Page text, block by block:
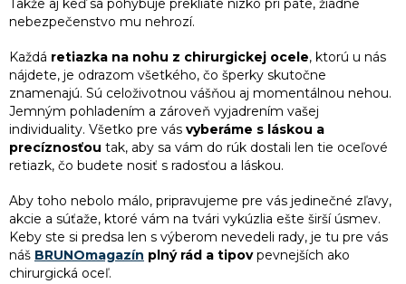
ý
i
s
u
Takže aj keď sa pohybuje prekliate nízko pri päte, žiadne
nebezpečenstvo mu nehrozí.
Každá retiazka na nohu z chirurgickej ocele, ktorú u nás
nájdete, je odrazom všetkého, čo šperky skutočne
znamenajú. Sú celoživotnou vášňou aj momentálnou nehou.
Jemným pohladením a zároveň vyjadrením vašej
individuality. Všetko pre vás vyberáme s láskou a
precíznosťou tak, aby sa vám do rúk dostali len tie oceľové
retiazk, čo budete nosiť s radosťou a láskou.
Aby toho nebolo málo, pripravujeme pre vás jedinečné zľavy,
akcie a súťaže, ktoré vám na tvári vykúzlia ešte širší úsmev.
Keby ste si predsa len s výberom nevedeli rady, je tu pre vás
náš BRUNOmagazín plný rád a tipovpevnejších ako
chirurgická oceľ.